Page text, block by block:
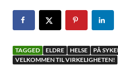
TAGGED ELDRE HELSE PÅ
VELKOMMEN TIL VIRKELIGHETEN!